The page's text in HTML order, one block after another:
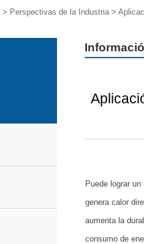
> Perspectivas de la Industria>
Puede lograr
genera calor
aumenta la
consumo de